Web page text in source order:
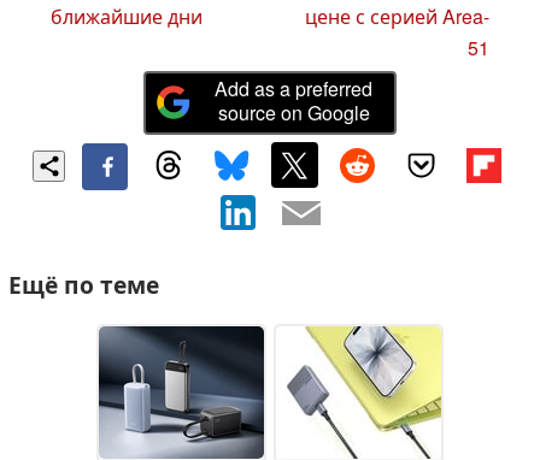
ближайшие дни
цене с серией Area-
51
Add as a preferred
source on Google
Ещё по теме